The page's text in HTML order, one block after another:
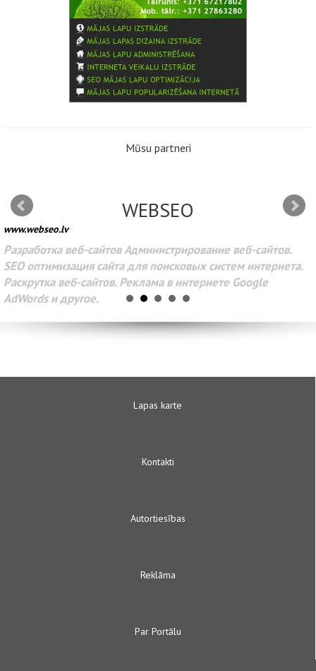
Mūsu partneri
WEBSEO
www.webseo.lv
Разработка веб-сайтов Администрирование веб-сайтов.
SEO оптимизация сайта для поисковых систем интернета.
Раскрутка веб-сайтов. Реклама в интернете Google
AdWords и другое.
Lapas karte
Kontakti
Autortiesības
Reklāma
Par Portālu